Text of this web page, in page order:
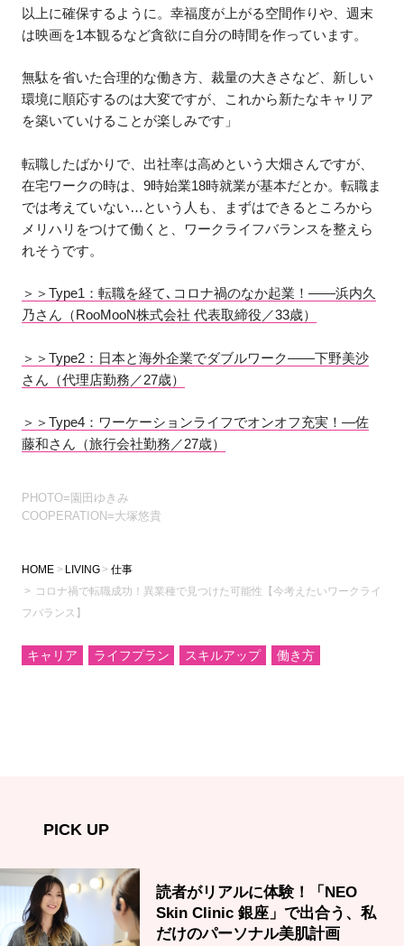
以上に確保するように。幸福度が上がる空間作りや、週末
は映画を1本観るなど貪欲に自分の時間を作っています。
無駄を省いた合理的な働き方、裁量の大きさなど、新しい
環境に順応するのは大変ですが、これから新たなキャリア
を築いていけることが楽しみです」
転職したばかりで、出社率は高めという大畑さんですが、
在宅ワークの時は、9時始業18時就業が基本だとか。転職ま
では考えていない…という人も、まずはできるところから
メリハリをつけて働くと、ワークライフバランスを整えら
れそうです。
＞＞Type1：転職を経て､コロナ禍のなか起業！——浜内久
乃さん（RooMooN株式会社 代表取締役／33歳）
＞＞Type2：日本と海外企業でダブルワーク——下野美沙
さん（代理店勤務／27歳）
＞＞Type4：ワーケーションライフでオンオフ充実！―佐
藤和さん（旅行会社勤務／27歳）
PHOTO=園田ゆきみ
COOPERATION=大塚悠貴
HOME LIVING
仕事
コロナ禍で転職成功！異業種で見つけた可能性【今考えたいワークライ
フバランス】
キャリア ライフプラン スキルアップ 働き方
PICK UP
読者がリアルに体験！「NEO
Skin Clinic 銀座」で出合う、私
だけのパーソナル美肌計画